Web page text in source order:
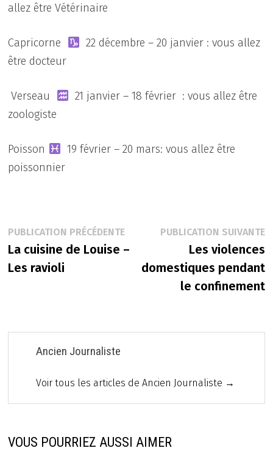
allez être Vétérinaire
Capricorne
22 décembre – 20 janvier : vous allez
être docteur
Verseau
21 janvier – 18 février : vous allez être
zoologiste
Poisson
19 février – 20 mars: vous allez être
poissonnier
Navigation
de
PUBLICATION PRÉCÉDENTEPublication
précédente :
La cuisine de Louise –
Les ravioli
PUBLICATION SUIVANTE
Les violences
domestiques pendant
le confinement
Ancien Journaliste
Voir tous les articles de Ancien Journaliste →
VOUS POURRIEZ AUSSI AIMER